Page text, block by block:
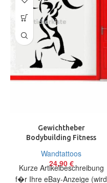
Gewichtheber
Bodybuilding Fitness
Wand Schmuck 50 x 70 cm
Wandtattoos
24,90 €
Kurze Artikelbeschreibung
f�r Ihre eBay-Anzeige (wird